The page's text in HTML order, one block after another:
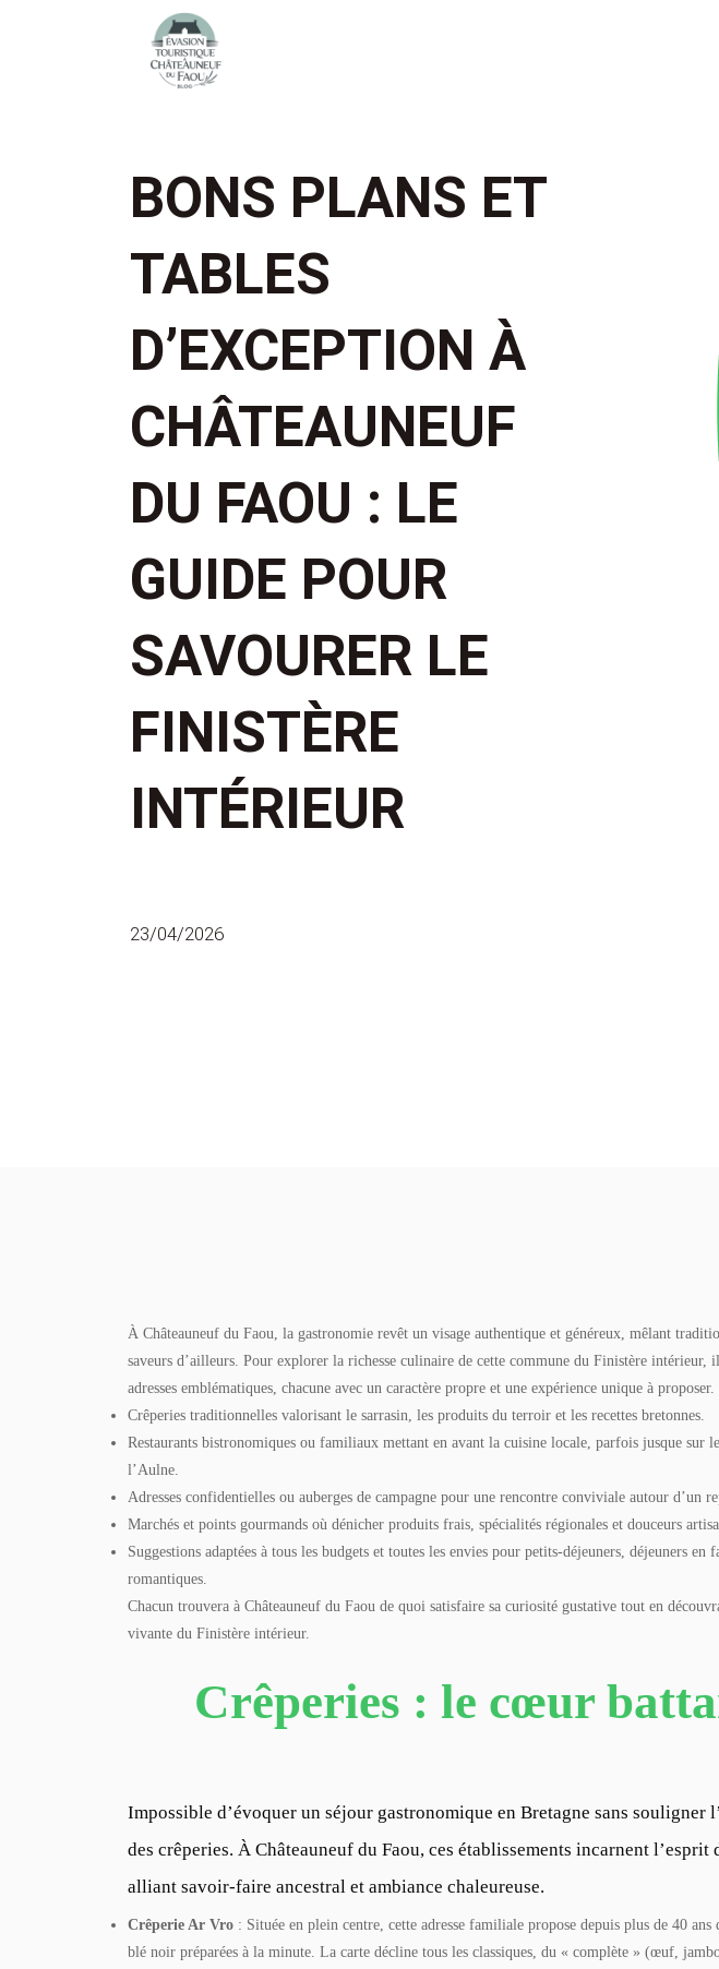
BONS PLANS ET
TABLES
D’EXCEPTION À
CHÂTEAUNEUF
DU FAOU : LE
GUIDE POUR
SAVOURER LE
FINISTÈRE
INTÉRIEUR
23/04/2026
À Châteauneuf du Faou, la gastronomie revêt un visage authentique et généreux, mêlant
saveurs d’ailleurs. Pour explorer la richesse culinaire de cette commune du Finistère intérieur,
adresses emblématiques, chacune avec un caractère propre et une expérience unique à proposer.
Crêperies traditionnelles valorisant le sarrasin, les produits du terroir et les recettes bretonnes.
Restaurants bistronomiques ou familiaux mettant en avant la cuisine locale, parfois jusque sur
l’Aulne.
Adresses confidentielles ou auberges de campagne pour une rencontre conviviale autour d’un
Marchés et points gourmands où dénicher produits frais, spécialités régionales et douceurs
Suggestions adaptées à tous les budgets et toutes les envies pour petits-déjeuners, déjeuners en
romantiques.
Chacun trouvera à Châteauneuf du Faou de quoi satisfaire sa curiosité gustative tout en
vivante du Finistère intérieur.
Crêperies : le cœur
Impossible d’évoquer un séjour gastronomique en Bretagne sans souligner
des crêperies. À Châteauneuf du Faou, ces établissements incarnent l’esprit
alliant savoir-faire ancestral et ambiance chaleureuse.
Crêperie Ar Vro : Située en plein centre, cette adresse familiale propose depuis plus de 40 ans
blé noir préparées à la minute. La carte décline tous les classiques, du « complète » (œuf,